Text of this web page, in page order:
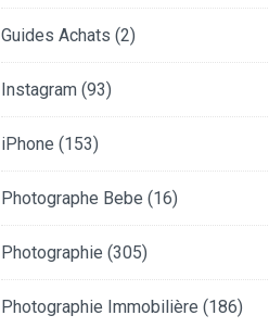
Guides Achats (2)
Instagram (93)
iPhone (153)
Photographe Bebe (16)
Photographie (305)
Photographie Immobilière (186)